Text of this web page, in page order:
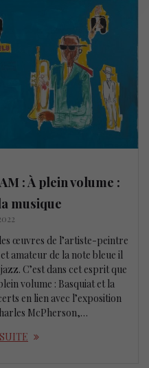
: À plein volume :
musique
œuvres de l’artiste-peintre
amateur de la note bleue il
C’est dans cet esprit que
volume : Basquiat et la
en lien avec l’exposition
McPherson,…